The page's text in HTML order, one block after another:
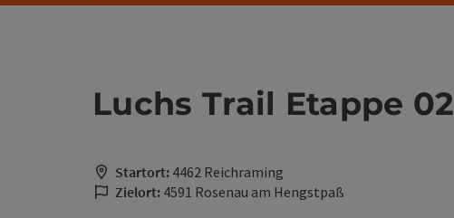
Luchs Trail Etappe 02
Startort: 4462 Reichraming
Zielort: 4591 Rosenau am Hengstpaß